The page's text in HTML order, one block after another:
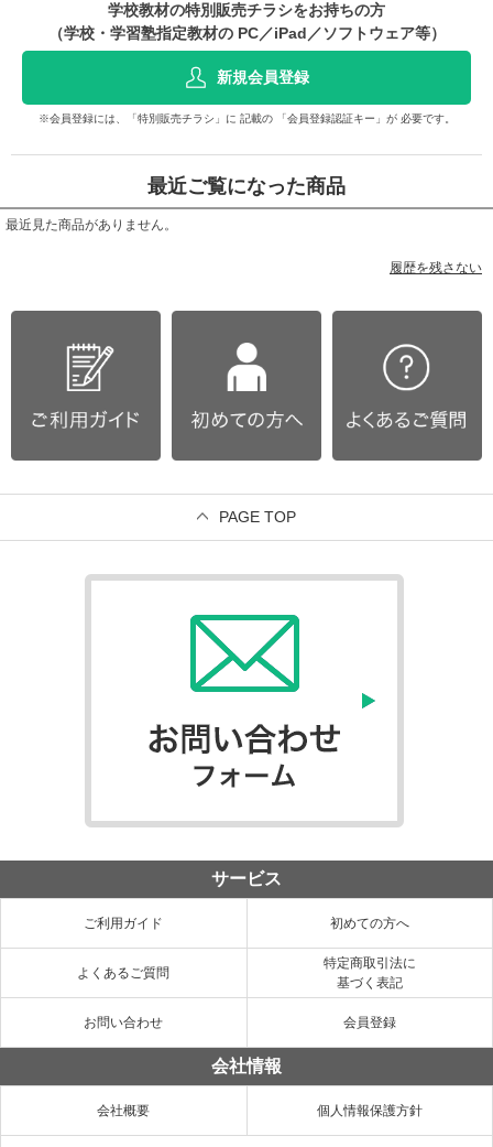
学校教材の特別販売チラシをお持ちの方
（学校・学習塾指定教材の PC／iPad／ソフトウェア等）
新規会員登録
※会員登録には、「特別販売チラシ」に 記載の 「会員登録認証キー」が 必要です。
最近ご覧になった商品
最近見た商品がありません。
履歴を残さない
PAGE TOP
サービス
ご利用ガイド 初めての方へ
よくあるご質問
特定商取引法に
基づく表記
お問い合わせ 会員登録
会社情報
会社概要 個人情報保護方針